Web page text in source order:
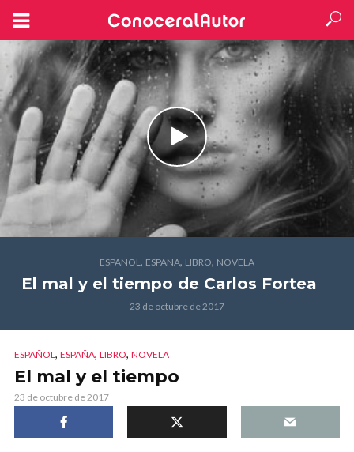
ESPAÑOL, ESPAÑA, LIBRO, NOVELA
El mal y el tiempo de Carlos Fortea
23 de octubre de 2017
ESPAÑOL, ESPAÑA, LIBRO, NOVELA
El mal y el tiempo
23 de octubre de 2017